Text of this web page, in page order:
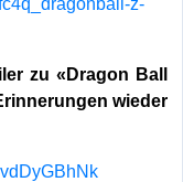
zu «Dragon Ball
wieder